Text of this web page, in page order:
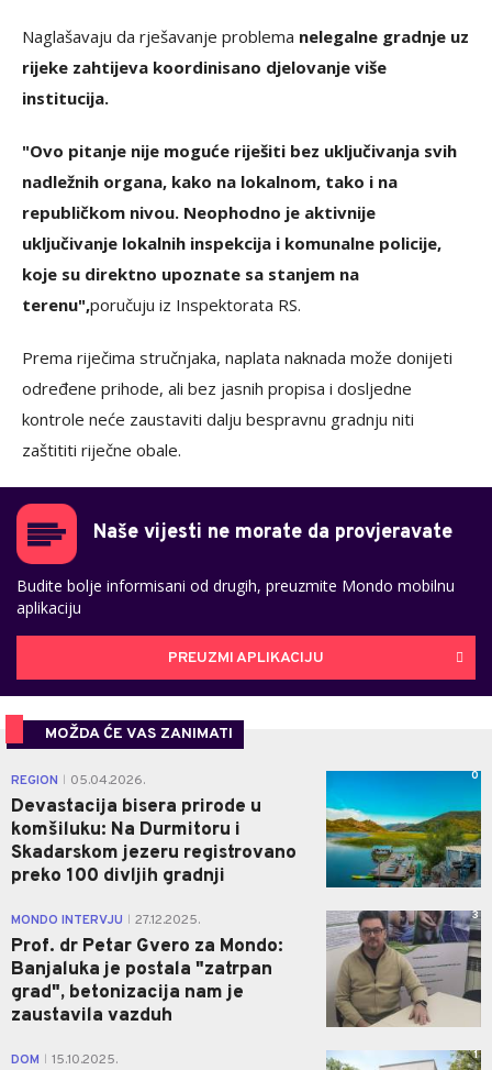
Naglašavaju da rješavanje problema nelegalne gradnje uz
rijeke zahtijeva koordinisano djelovanje više
institucija.
"Ovo pitanje nije moguće riješiti bez uključivanja svih
nadležnih organa, kako na lokalnom, tako i na
republičkom nivou. Neophodno je aktivnije
uključivanje lokalnih inspekcija i komunalne policije,
koje su direktno upoznate sa stanjem na
terenu",poručuju iz Inspektorata RS.
Prema riječima stručnjaka, naplata naknada može donijeti
određene prihode, ali bez jasnih propisa i dosljedne
kontrole neće zaustaviti dalju bespravnu gradnju niti
zaštititi riječne obale.
Naše vijesti ne morate da provjeravate
Budite bolje informisani od drugih, preuzmite Mondo mobilnu
aplikaciju
PREUZMI APLIKACIJU
MOŽDA ĆE VAS ZANIMATI
REGION 05.04.2026.
Devastacija bisera prirode u
komšiluku: Na Durmitoru i
Skadarskom jezeru registrovano
preko 100 divljih gradnji
0
MONDO INTERVJU 27.12.2025.
Prof. dr Petar Gvero za Mondo:
Banjaluka je postala "zatrpan
grad", betonizacija nam je
zaustavila vazduh
3
DOM 15.10.2025. 1